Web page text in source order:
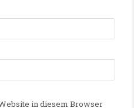
in diesem Browser